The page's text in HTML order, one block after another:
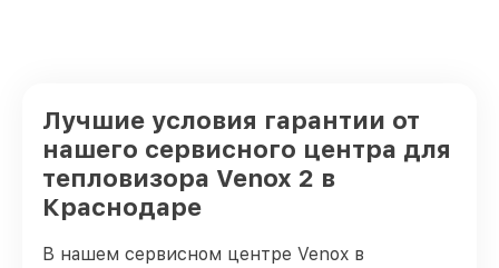
Лучшие условия гарантии от
нашего сервисного центра для
тепловизора Venox 2 в
Краснодаре
В нашем сервисном центре Venox в